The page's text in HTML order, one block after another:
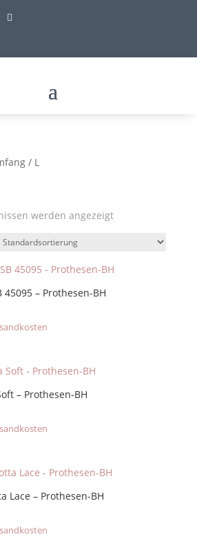

/ L
werden angezeigt
45095 – Prothesen-BH
– Prothesen-BH
Lace – Prothesen-BH